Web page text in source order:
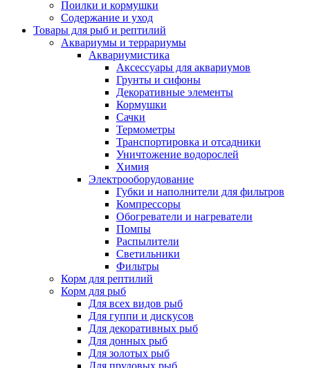
Поилки и кормушки
Содержание и уход
Товары для рыб и рептилий
Аквариумы и террариумы
Аквариумистика
Аксессуары для аквариумов
Грунты и сифоны
Декоративные элементы
Кормушки
Сачки
Термометры
Транспортировка и отсадники
Уничтожение водорослей
Химия
Электрооборудование
Губки и наполнители для фильтров
Компрессоры
Обогреватели и нагреватели
Помпы
Распылители
Светильники
Фильтры
Корм для рептилий
Корм для рыб
Для всех видов рыб
Для гуппи и дискусов
Для декоративных рыб
Для донных рыб
Для золотых рыб
Для прудовых рыб